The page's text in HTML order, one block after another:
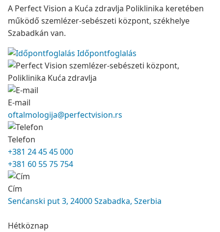
A Perfect Vision a Kuća zdravlja Poliklinika keretében
működő szemlézer-sebészeti központ, székhelye
Szabadkán van.
Időpontfoglalás
E-mail
oftalmologija@perfectvision.rs
Telefon
+381 24 45 45 000
+381 60 55 75 754
Cím
Senćanski put 3, 24000 Szabadka, Szerbia
Hétköznap